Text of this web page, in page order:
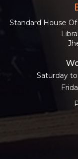
Standard House
Saturday